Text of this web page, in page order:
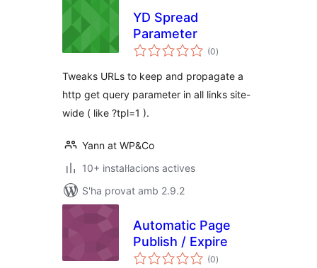
YD Spread
Parameter
(0puntuacions
totals
)
Tweaks URLs to keep and propagate a
http get query parameter in all links site-
wide ( like ?tpl=1 ).
Yann at WP&Co
10+ instal·lacions actives
S'ha provat amb 2.9.2
Automatic Page
Publish / Expire
(0puntuacions
totals
)